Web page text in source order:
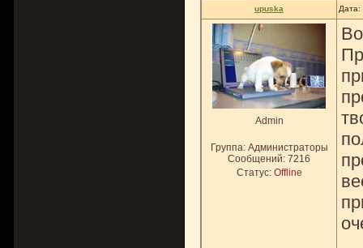
upuska Дата:
Admin
Группа: Администраторы
Сообщений: 7216
Статус: Offline